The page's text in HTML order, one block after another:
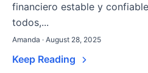
financiero estable y
todos,...
Amanda · August 28, 2025
Keep Reading